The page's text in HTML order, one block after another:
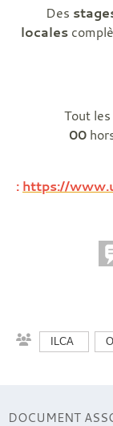
Des
locales
Tout les
00
: https://
ILCA
DOCUMENT